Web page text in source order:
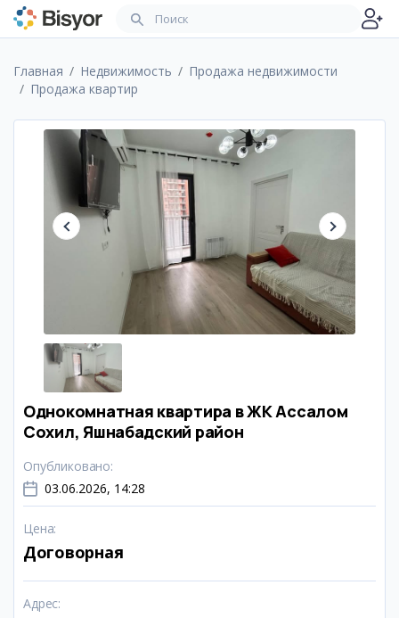
Главная Недвижимость
Продажа недвижимости
Продажа квартир
Однокомнатная квартира в ЖК Ассалом
Сохил, Яшнабадский район
Опубликовано:
03.06.2026, 14:28
Цена:
Договорная
Адрес: